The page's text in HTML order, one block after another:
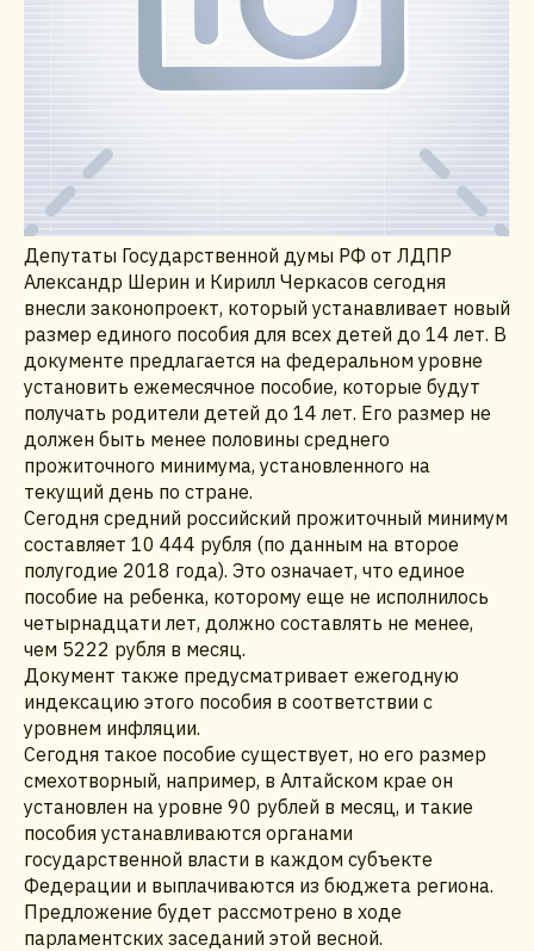
Депутаты Государственной думы РФ от ЛДПР
Александр Шерин и Кирилл Черкасов сегодня
внесли законопроект, который устанавливает новый
размер единого пособия для всех детей до 14 лет. В
документе предлагается на федеральном уровне
установить ежемесячное пособие, которые будут
получать родители детей до 14 лет. Его размер не
должен быть менее половины среднего
прожиточного минимума, установленного на
текущий день по стране.
Сегодня средний российский прожиточный минимум
составляет 10 444 рубля (по данным на второе
полугодие 2018 года). Это означает, что единое
пособие на ребенка, которому еще не исполнилось
четырнадцати лет, должно составлять не менее,
чем 5222 рубля в месяц.
Документ также предусматривает ежегодную
индексацию этого пособия в соответствии с
уровнем инфляции.
Сегодня такое пособие существует, но его размер
смехотворный, например, в Алтайском крае он
установлен на уровне 90 рублей в месяц, и такие
пособия устанавливаются органами
государственной власти в каждом субъекте
Федерации и выплачиваются из бюджета региона.
Предложение будет рассмотрено в ходе
парламентских заседаний этой весной.